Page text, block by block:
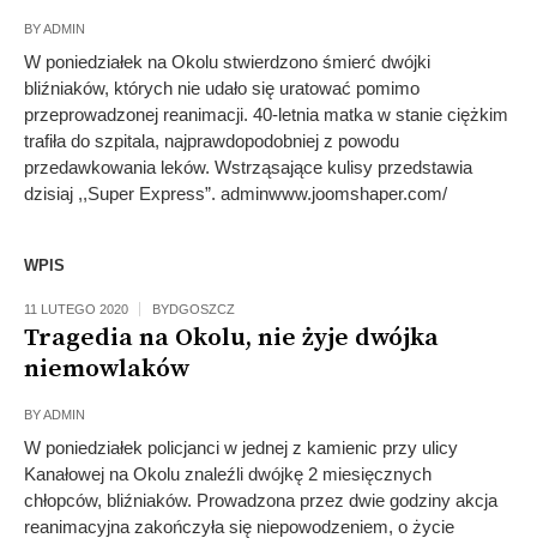
BYADMIN
W poniedziałek na Okolu stwierdzono śmierć dwójki
bliźniaków, których nie udało się uratować pomimo
przeprowadzonej reanimacji. 40-letnia matka w stanie ciężkim
trafiła do szpitala, najprawdopodobniej z powodu
przedawkowania leków. Wstrząsające kulisy przedstawia
dzisiaj ,,Super Express”. adminwww.joomshaper.com/
WPIS
11 LUTEGO 2020 BYDGOSZCZ
Tragedia na Okolu, nie żyje dwójka
niemowlaków
BYADMIN
W poniedziałek policjanci w jednej z kamienic przy ulicy
Kanałowej na Okolu znaleźli dwójkę 2 miesięcznych
chłopców, bliźniaków. Prowadzona przez dwie godziny akcja
reanimacyjna zakończyła się niepowodzeniem, o życie